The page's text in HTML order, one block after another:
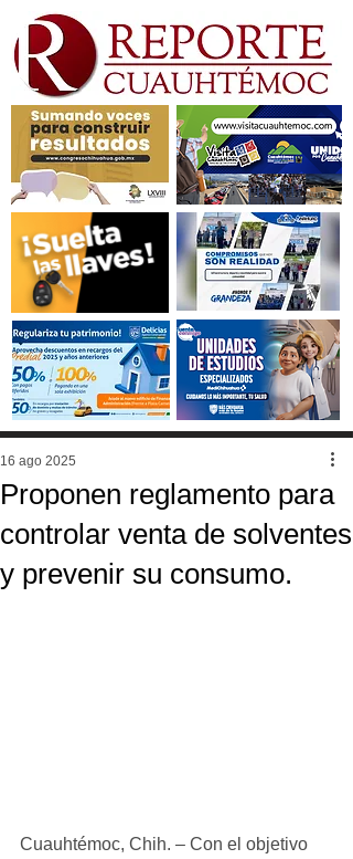
Proponen reglamento para
controlar venta de solventes
y prevenir su consumo.
16 ago 2025
Cuauhtémoc, Chih. – Con el objetivo